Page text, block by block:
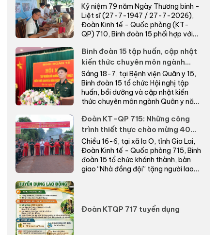
thực nơi biên giới
Kỷ niệm 79 năm Ngày Thương binh -
Liệt sĩ (27-7-1947 / 27-7-2026),
Đoàn Kinh tế - Quốc phòng (KT-
QP) 710, Binh đoàn 15 phối hợp với
Binh đoàn 15 tập huấn, cập nhật
kiến thức chuyên môn ngành
Quân y năm 2026
Sáng 18-7, tại Bệnh viện Quân y 15,
Binh đoàn 15 tổ chức Hội nghị tập
huấn, bồi dưỡng và cập nhật kiến
thức chuyên môn ngành Quân y năm
Đoàn KT-QP 715: Những công
trình thiết thực chào mừng 40
năm Ngày truyền thống
Chiều 16-6, tại xã Ia O, tỉnh Gia Lai,
Đoàn Kinh tế - Quốc phòng 715, Binh
đoàn 15 tổ chức khánh thành, bàn
giao “Nhà đồng đội” tặng người lao
Đoàn KTQP 717 tuyển dụng